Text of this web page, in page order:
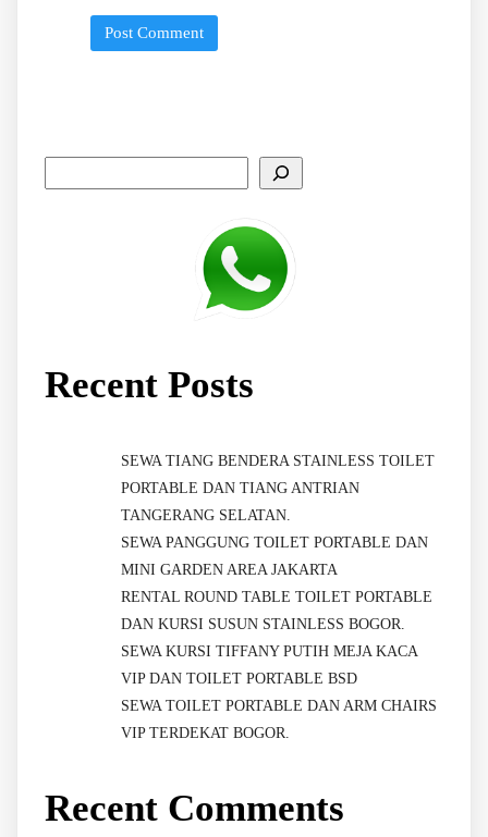
Recent Posts
SEWA TIANG BENDERA STAINLESS TOILET
PORTABLE DAN TIANG ANTRIAN
TANGERANG SELATAN.
SEWA PANGGUNG TOILET PORTABLE DAN
MINI GARDEN AREA JAKARTA
RENTAL ROUND TABLE TOILET PORTABLE
DAN KURSI SUSUN STAINLESS BOGOR.
SEWA KURSI TIFFANY PUTIH MEJA KACA
VIP DAN TOILET PORTABLE BSD
SEWA TOILET PORTABLE DAN ARM CHAIRS
VIP TERDEKAT BOGOR.
Recent Comments